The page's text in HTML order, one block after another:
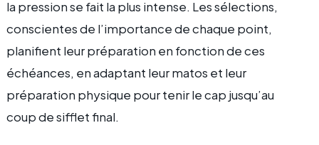
la pression se fait la plus intense. Les sélections,
conscientes de l’importance de chaque point,
planifient leur préparation en fonction de ces
échéances, en adaptant leur matos et leur
préparation physique pour tenir le cap jusqu’au
coup de sifflet final.